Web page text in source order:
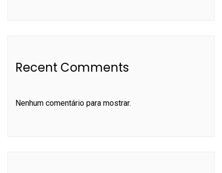
Recent Comments
Nenhum comentário para mostrar.